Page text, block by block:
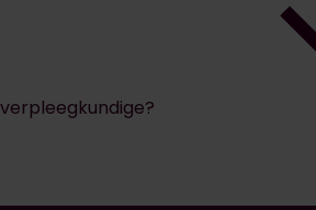
verpleegkundige?